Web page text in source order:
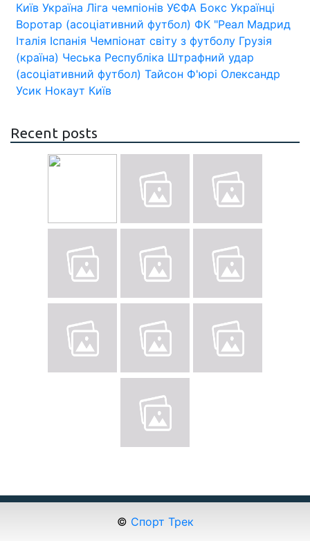
Київ Україна Ліга чемпіонів УЄФА Бокс Українці
Воротар (асоціативний футбол) ФК "Реал Мадрид
Італія Іспанія Чемпіонат світу з футболу Грузія
(країна) Чеська Республіка Штрафний удар
(асоціативний футбол) Тайсон Ф'юрі Олександр
Усик Нокаут Київ
Recent posts
© Спорт Трек